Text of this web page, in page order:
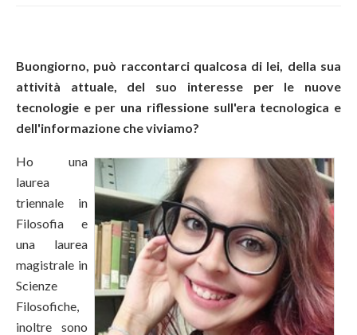
Buongiorno, può raccontarci qualcosa di lei, della sua
attività attuale, del suo interesse per le nuove
tecnologie e per una riflessione sull'era tecnologica e
dell'informazione che viviamo?
Ho una
laurea
triennale in
Filosofia e
una laurea
magistrale in
Scienze
Filosofiche,
inoltre sono